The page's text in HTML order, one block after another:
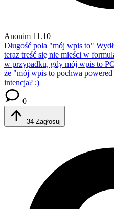
Anonim 11.10
Długość pola "mój wpis to"
teraz treść się nie mieści w
w przypadku, gdy mój wpis to
że "mój wpis to pochwa powered
intencja? ;)
0
34 Zagłosuj